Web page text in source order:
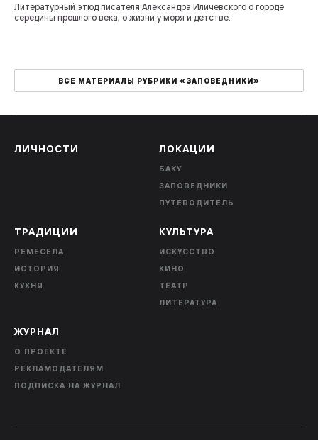
Литературный этюд писателя Александра Иличевского о городе
середины прошлого века, о жизни у моря и детстве.
ВСЕ МАТЕРИАЛЫ РУБРИКИ «ЗАПОВЕДНИКИ»
ЛИЧНОСТИ ЛОКАЦИИ
БАКУ
ЗАПОВЕДНИКИ
ПУТЕВОДИТЕЛЬ
ТРАДИЦИИ
РЕМЕСЕЛА
ИСТОРИЯ
КУХНЯ
КУЛЬТУРА
ИСКУССТВО
КИНО
ТЕАТР
ЛИТЕРАТУРА
ЖУРНАЛ
О ПРОЕКТЕ
РЕКЛАМОДАТЕЛЯМ
ПОДПИСКА НА ЖУРНАЛ